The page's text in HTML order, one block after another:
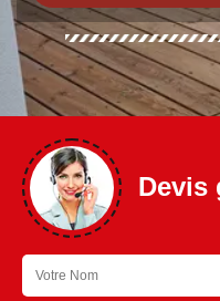
Devis